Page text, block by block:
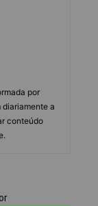
por
a
conteúdo